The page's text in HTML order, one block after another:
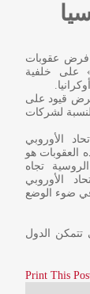
فرض عقوبات
على خلفية
فرض قيود على
لشركات
الأوروبي
هو
تجاه
الأوروبي
في ضوء الوضع
تتمكن الدول